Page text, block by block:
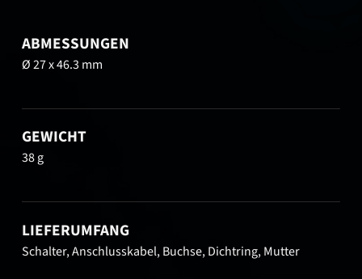
ABMESSUNGEN
Ø 27 x 46.3 mm
GEWICHT
38 g
LIEFERUMFANG
Schalter, Anschlusskabel, Buchse, Dichtring, Mutter